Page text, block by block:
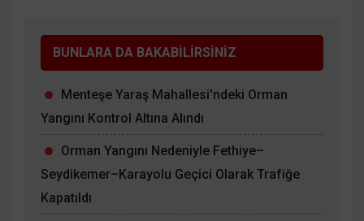
BUNLARA DA BAKABİLİRSİNİZ
Menteşe Yaraş Mahallesi'ndeki Orman
Yangını Kontrol Altına Alındı
Orman Yangını Nedeniyle Fethiye–
Seydikemer–Karayolu Geçici Olarak Trafiğe
Kapatıldı